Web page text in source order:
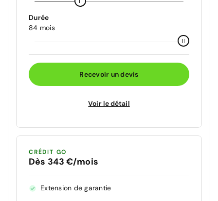
Durée
84 mois
Recevoir un devis
Voir le détail
CRÉDIT GO
Dès 343 €/mois
Extension de garantie